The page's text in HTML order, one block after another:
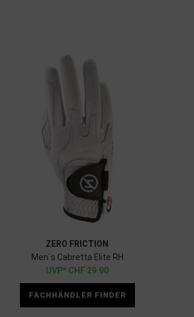
ZERO FRICTION
Men`s Cabretta Elite RH
CHF 29.90
FACHHÄNDLER FINDER